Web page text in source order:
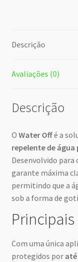
Descrição
Avaliações (0)
Descrição
O Water Offé a
repelente de
Desenvolvido
garante máxima
permitindo que a
sob a forma de
Com uma única
protegidos por até